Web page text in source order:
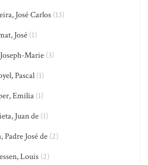
José Carlos (13)
José (1)
Marie (3)
Pascal(1)
Emilia (1)
Juan de(1)
Padre José de(2)
Louis (2)